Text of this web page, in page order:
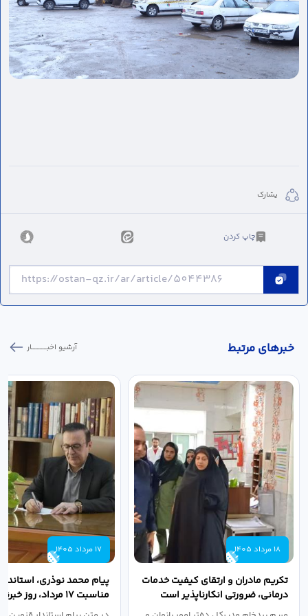
يشارك
چاپ کردن
خبر‌های مرتبط آرشیو اخبـــــــــــار
18 مرداد 1405
تکریم مادران و ارتقای کیفیت خدمات
درمانی، ضرورتی انکارناپذیر است
17 مرداد 1405
پیام محمد نوذری،
مناسبت ۱۷ مرداد، روز خبرنگار